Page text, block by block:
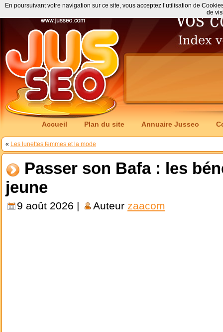
Accueil Plan du site Annuaire Jusseo
« Les lunettes femmes et la mode
Passer son Bafa : les
jeune
9 août 2026 | Auteur zaacom
En poursuivant votre navigation sur ce site, vous acceptez l’utilisation de
de